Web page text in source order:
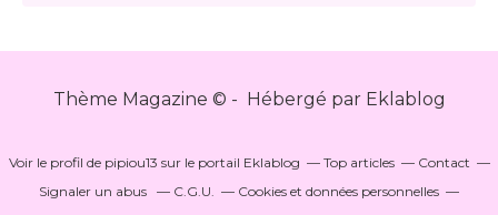
Thème Magazine © - Hébergé par Eklablog
Voir le profil de pipiou13 sur le portail Eklablog Top articles
Contact
Signaler un abus
C.G.U.
Cookies et données personnelles